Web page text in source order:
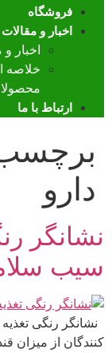
فروشگاه
اخبار و مقالات
اخبار
خلاصه
ارتباط با ما
دارو
نشانگر
سیب
نشانگر رنگی
کنندگان از میزان